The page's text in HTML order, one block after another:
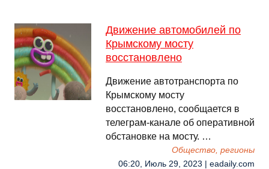
Движение автомобилей по
Крымскому мосту
восстановлено
Движение автотранспорта по
Крымскому мосту
восстановлено, сообщается в
телеграм-канале об оперативной
обстановке на мосту. …
Общество, регионы
06:20, Июль 29, 2023 | eadaily.com